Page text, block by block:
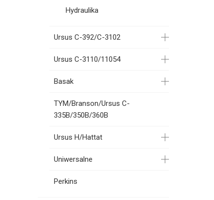
Hydraulika
Ursus C-392/C-3102
Ursus C-3110/11054
Basak
TYM/Branson/Ursus C-
335B/350B/360B
Ursus H/Hattat
Uniwersalne
Perkins